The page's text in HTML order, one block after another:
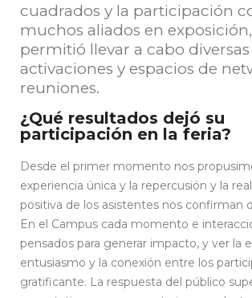
cuadrados y la participación
muchos aliados en
permitió llevar a cabo diversas
activaciones y espacios de
reuniones.
¿Qué resultados dejó su
participación en la feria?
Desde el primer momento nos
experiencia única y la repercusión y la
positiva de los asistentes nos confirman
En el Campus cada momento e
pensados para generar impacto, y ver la
entusiasmo y la conexión entre los
gratificante. La respuesta del público